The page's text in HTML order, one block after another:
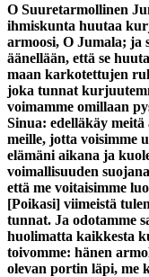
O Suuretarmollinen
ihmiskunta huutaa
armoosi, O Jumala; ja
äänellään, että se
maan karkotettujen
joka tunnat
voimamme omillaan
Sinua: edelläkäy
meille, jotta voisimme
elämäni aikana ja
voimallisuuden
että me voitaisimme
[Poikasi] viimeistä
tunnat. Ja odotamme
huolimatta kaikkesta
toivomme: hänen
olevan portin läpi, me